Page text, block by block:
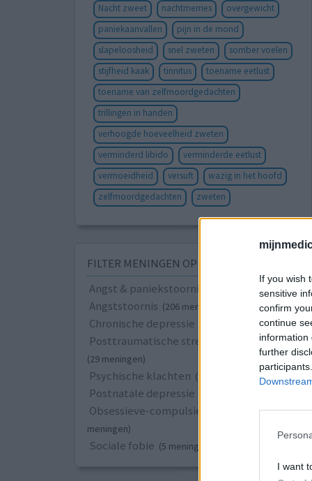
If you wish
sensitive
confirm
continue
information
further
I want
Nacht zweet
nachtmerries
overgewicht
paniekaanvallen
pijn in de mond
slapeloosheid
snel zweten
somber voelen
stijfheid kaak
tinnitus
toename eetlust
toename van zelfmoordgedachten
trillingen in handen
verhoogde hoeveelheid zweten
verminderd libido
verminderde eetlust
vermoeidheid
versuft
wazig in het hoofd
zelfmoordgedachten
zweten
FILTER MENINGEN OP ZIEKTE
Angst & paniekstoornis
(442 meningen)
Angststoornis (206 meningen)
Chronische depressie
Posttraumatische stressstoornis (PTSS)
(29 meningen)
Psychische klachten (21 meningen)
Postnatale depressie
Obsessieve-compulsieve stoornis
(10
meningen)
Sociale fobie (5 meningen)